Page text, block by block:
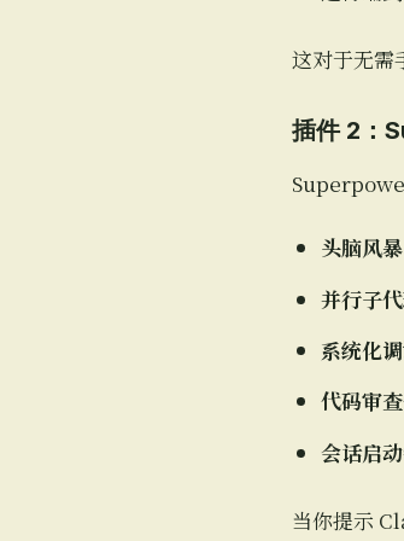
这对于无需
插件 2：
头脑风暴
并行子
系统化
代码审
会话启
当你提示